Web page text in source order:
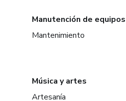
Manutención de equipos
Mantenimiento
Música y artes
Artesanía